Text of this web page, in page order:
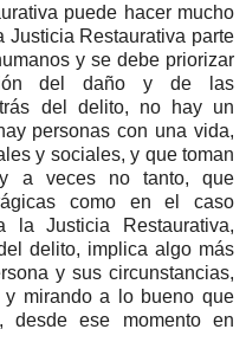
puede hacer mucho
Justicia Restaurativa parte
y se debe priorizar
del daño y de las
del delito, no hay un
personas con una vida,
y sociales, y que toman
a veces no tanto, que
como en el caso
la Justicia Restaurativa,
delito, implica algo más
y sus circunstancias,
y mirando a lo bueno que
desde ese momento en